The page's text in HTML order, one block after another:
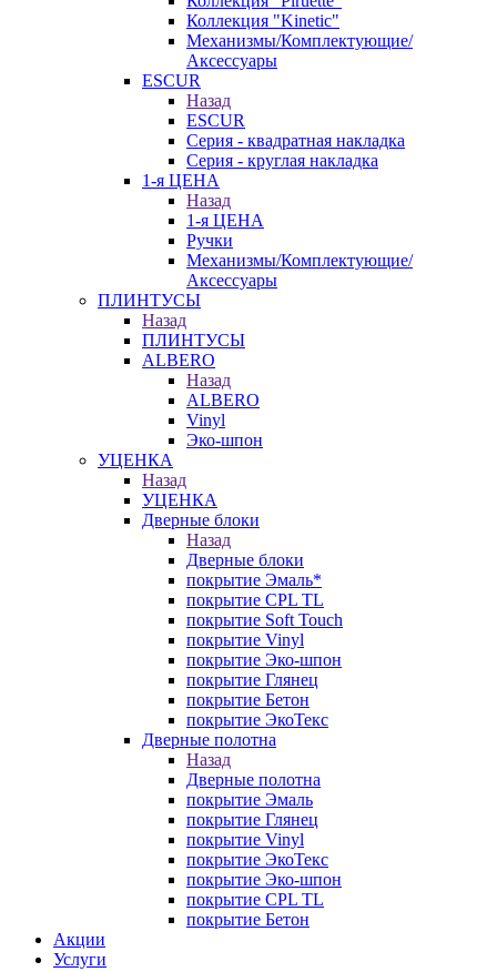
Коллекция "Kinetic"
Механизмы/Комплектующие/
Аксессуары
ESCUR
Назад
ESCUR
Серия - квадратная накладка
Серия - круглая накладка
1-я ЦЕНА
Назад
1-я ЦЕНА
Ручки
Механизмы/Комплектующие/
Аксессуары
ПЛИНТУСЫ
Назад
ПЛИНТУСЫ
ALBERO
Назад
ALBERO
Vinyl
Эко-шпон
УЦЕНКА
Назад
УЦЕНКА
Дверные блоки
Назад
Дверные блоки
покрытие Эмаль*
покрытие CPL TL
покрытие Soft Touch
покрытие Vinyl
покрытие Эко-шпон
покрытие Глянец
покрытие Бетон
покрытие ЭкоТекс
Дверные полотна
Назад
Дверные полотна
покрытие Эмаль
покрытие Глянец
покрытие Vinyl
покрытие ЭкоТекс
покрытие Эко-шпон
покрытие CPL TL
покрытие Бетон
Акции
Услуги